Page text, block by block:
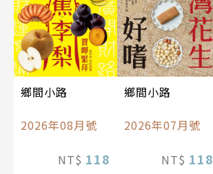
鄉間小路
2026年08月號
NT$ 118
鄉間小路
2026年07月號
NT$ 118